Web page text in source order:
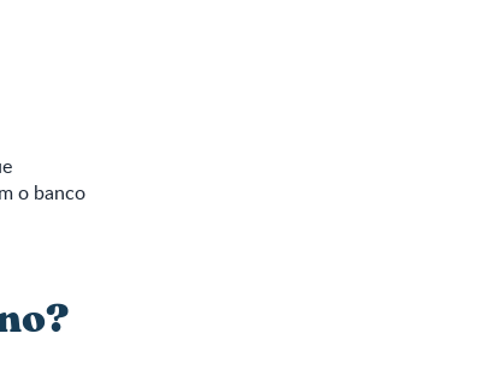
o banco